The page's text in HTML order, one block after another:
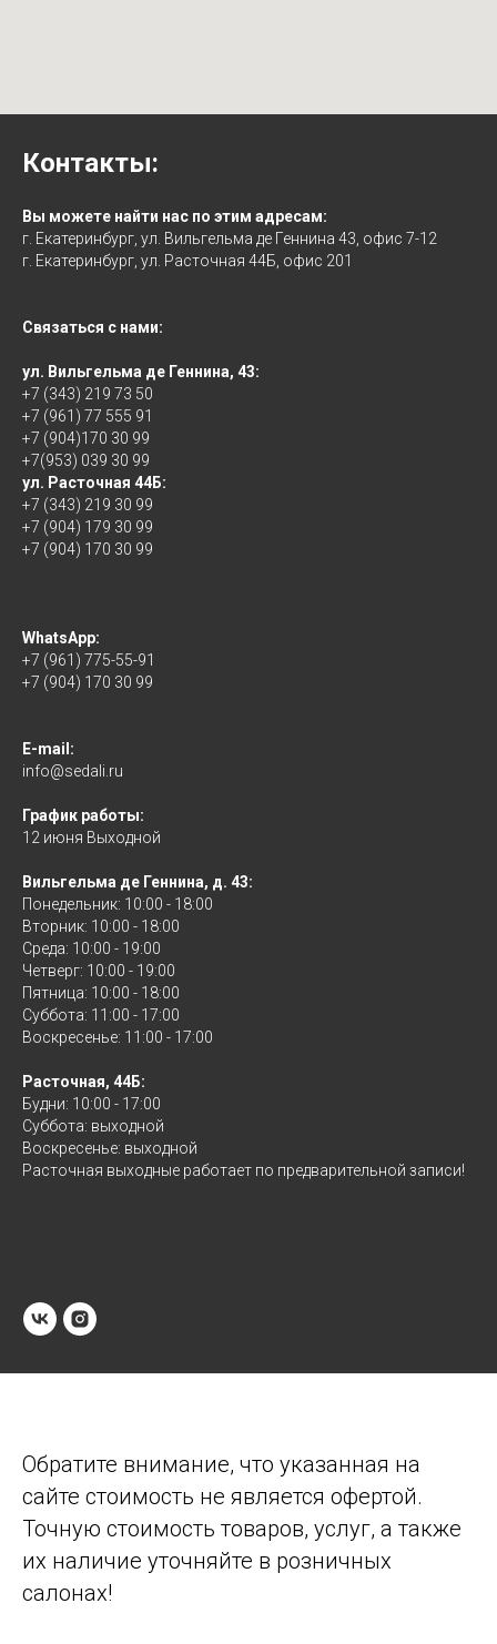
Контакты:
Вы можете найти нас по этим адресам:
г. Екатеринбург, ул. Вильгельма де Геннина 43, офис 7-12
г. Екатеринбург, ул. Расточная 44Б, офис 201
Связаться с нами:
ул. Вильгельма де Геннина, 43:
+7 (343) 219 73 50
+7 (961) 77 555 91
+7 (904)170 30 99
+7(953) 039 30 99
ул. Расточная 44Б:
+7 (343) 219 30 99
+7 (904) 179 30 99
+7 (904) 170 30 99
WhatsApp:
+7 (961) 775-55-91
+7 (904) 170 30 99
E-mail:
info@sedali.ru
График работы:
12 июня Выходной
Вильгельма де Геннина, д. 43:
Понедельник: 10:00 - 18:00
Вторник: 10:00 - 18:00
Среда: 10:00 - 19:00
Четверг: 10:00 - 19:00
Пятница: 10:00 - 18:00
Суббота: 11:00 - 17:00
Воскресенье: 11:00 - 17:00
Расточная, 44Б:
Будни: 10:00 - 17:00
Суббота: выходной
Воскресенье: выходной
Расточная выходные работает по предварительной записи!
Обратите внимание, что указанная на
сайте стоимость не является офертой.
Точную стоимость товаров, услуг, а также
их наличие уточняйте в розничных
салонах!